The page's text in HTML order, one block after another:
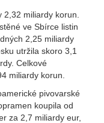
miliardy korun.
ve Sbírce listin
2,25 miliardy
utržila skoro 3,1
Celkové
miliardy korun.
pivovarské
koupila od
za 2,7 miliardy eur,